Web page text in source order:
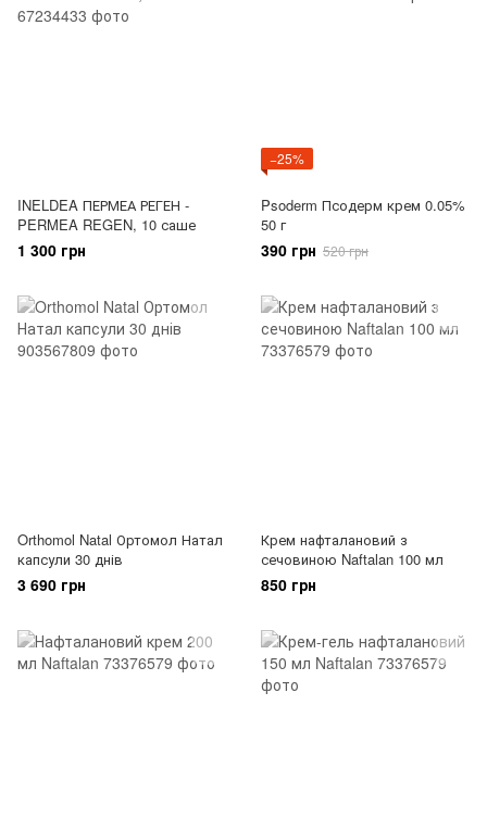
INELDEA ПЕРМЕА РЕГЕН -
PERMEA REGEN, 10 саше
1 300 грн
−25%
Psoderm Псодерм крем 0.05%
50 г
390 грн 520 грн
Orthomol Natal Ортомол Натал
капсули 30 днів
3 690 грн
Крем нафталановий з
сечовиною Naftalan 100 мл
850 грн